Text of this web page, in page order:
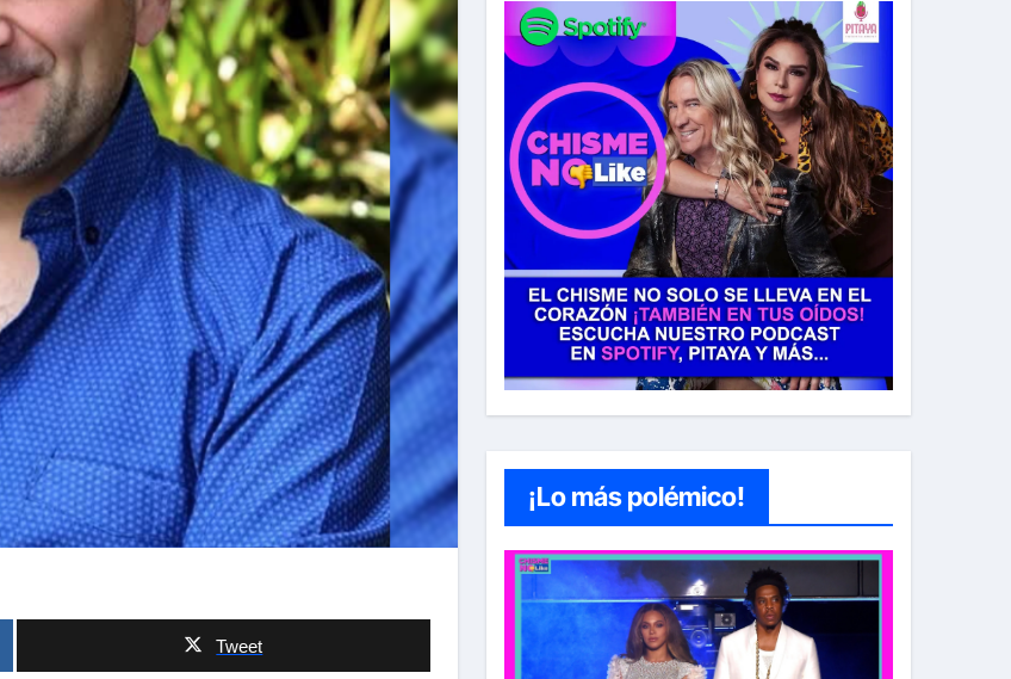
Tweet
¡Lo más polémico!